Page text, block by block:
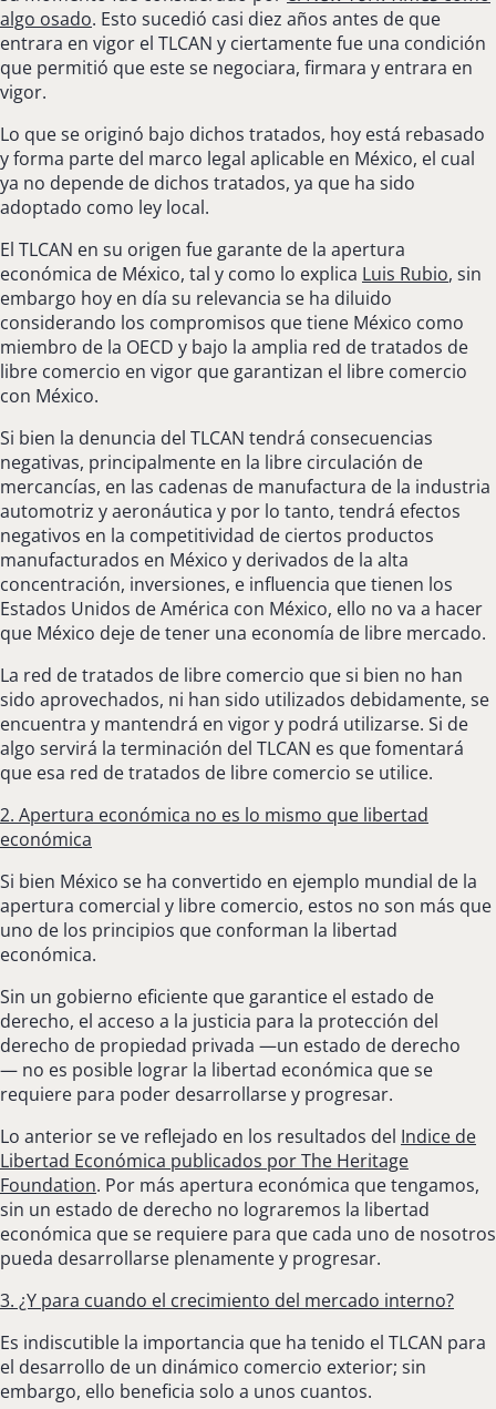
algo osado. Esto sucedió casi diez años antes de que
entrara en vigor el TLCAN y ciertamente fue una condición
que permitió que este se negociara, firmara y entrara en
vigor.
Lo que se originó bajo dichos tratados, hoy está rebasado
y forma parte del marco legal aplicable en México, el cual
ya no depende de dichos tratados, ya que ha sido
adoptado como ley local.
El TLCAN en su origen fue garante de la apertura
económica de México, tal y como lo explica Luis Rubio, sin
embargo hoy en día su relevancia se ha diluido
considerando los compromisos que tiene México como
miembro de la OECD y bajo la amplia red de tratados de
libre comercio en vigor que garantizan el libre comercio
con México.
Si bien la denuncia del TLCAN tendrá consecuencias
negativas, principalmente en la libre circulación de
mercancías, en las cadenas de manufactura de la industria
automotriz y aeronáutica y por lo tanto, tendrá efectos
negativos en la competitividad de ciertos productos
manufacturados en México y derivados de la alta
concentración, inversiones, e influencia que tienen los
Estados Unidos de América con México, ello no va a hacer
que México deje de tener una economía de libre mercado.
La red de tratados de libre comercio que si bien no han
sido aprovechados, ni han sido utilizados debidamente, se
encuentra y mantendrá en vigor y podrá utilizarse. Si de
algo servirá la terminación del TLCAN es que fomentará
que esa red de tratados de libre comercio se utilice.
2. Apertura económica no es lo mismo que libertad
económica
Si bien México se ha convertido en ejemplo mundial de la
apertura comercial y libre comercio, estos no son más que
uno de los principios que conforman la libertad
económica.
Sin un gobierno eficiente que garantice el estado de
derecho, el acceso a la justicia para la protección del
derecho de propiedad privada —un estado de derecho
— no es posible lograr la libertad económica que se
requiere para poder desarrollarse y progresar.
Lo anterior se ve reflejado en los resultados del Indice de
Libertad Económica publicados por The Heritage
Foundation. Por más apertura económica que tengamos,
sin un estado de derecho no lograremos la libertad
económica que se requiere para que cada uno de nosotros
pueda desarrollarse plenamente y progresar.
3. ¿Y para cuando el crecimiento del mercado interno?
Es indiscutible la importancia que ha tenido el TLCAN para
el desarrollo de un dinámico comercio exterior; sin
embargo, ello beneficia solo a unos cuantos.